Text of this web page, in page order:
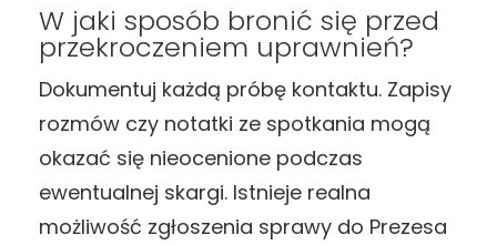
W jaki sposób bronić się przed
przekroczeniem uprawnień?
Dokumentuj każdą próbę kontaktu. Zapisy
rozmów czy notatki ze spotkania mogą
okazać się nieocenione podczas
ewentualnej skargi. Istnieje realna
możliwość zgłoszenia sprawy do Prezesa